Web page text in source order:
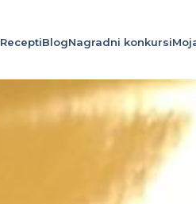
ReceptiBlogNagradni konkursi